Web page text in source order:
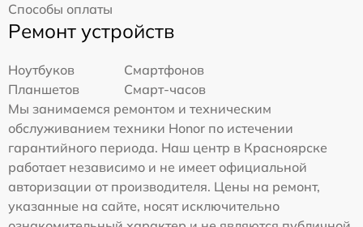
Способы оплаты
Ремонт устройств
Ноутбуков
Смартфонов
Планшетов
Смарт-часов
Мы занимаемся ремонтом и техническим
обслуживанием техники Honor по истечении
гарантийного периода. Наш центр в Красноярске
работает независимо и не имеет официальной
авторизации от производителя. Цены на ремонт,
указанные на сайте, носят исключительно